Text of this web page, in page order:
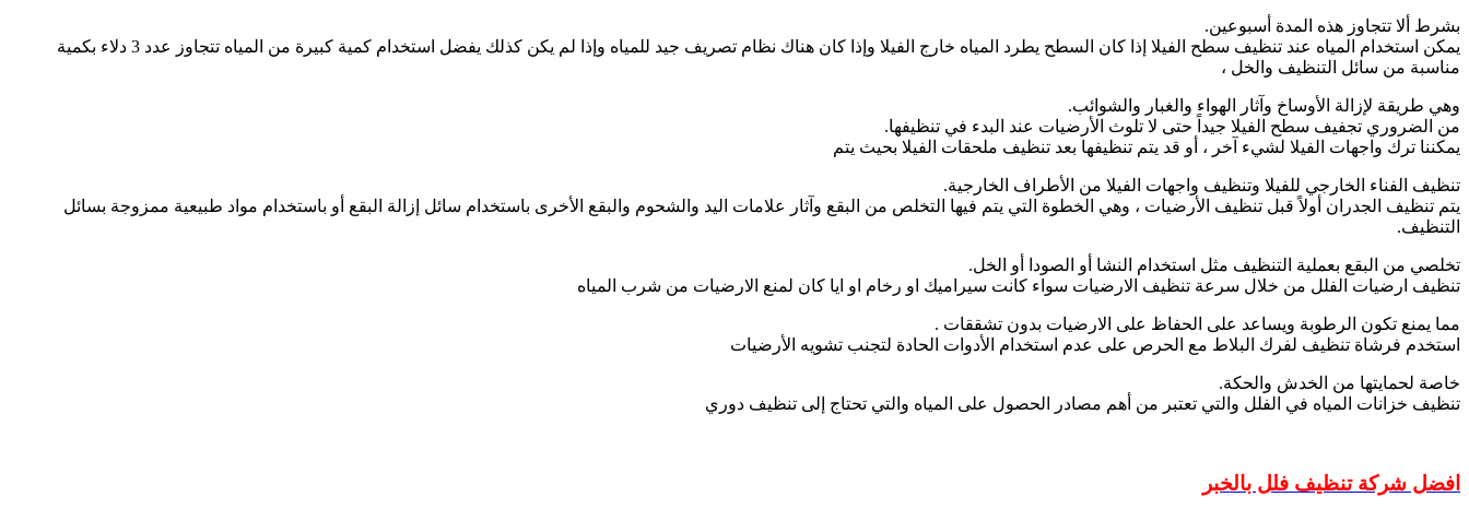
بشرط ألا تتجاوز هذه المدة أسبوعين.
يمكن استخدام المياه عند تنظيف سطح الفيلا إذا كان السطح يطرد المياه خارج الفيلا وإذا كان هناك نظام تصريف جيد للمياه وإذا لم يكن كذلك يفضل استخدام كمية كبيرة من المياه تتجاوز عدد 3 دلاء بكمية
مناسبة من سائل التنظيف والخل ،
وهي طريقة لإزالة الأوساخ وآثار الهواء والغبار والشوائب.
من الضروري تجفيف سطح الفيلا جيداً حتى لا تلوث الأرضيات عند البدء في تنظيفها.
يمكننا ترك واجهات الفيلا لشيء آخر ، أو قد يتم تنظيفها بعد تنظيف ملحقات الفيلا بحيث يتم
تنظيف الفناء الخارجي للفيلا وتنظيف واجهات الفيلا من الأطراف الخارجية.
يتم تنظيف الجدران أولاً قبل تنظيف الأرضيات ، وهي الخطوة التي يتم فيها التخلص من البقع وآثار علامات اليد والشحوم والبقع الأخرى باستخدام سائل إزالة البقع أو باستخدام مواد طبيعية ممزوجة بسائل
التنظيف.
تخلصي من البقع بعملية التنظيف مثل استخدام النشا أو الصودا أو الخل.
تنظيف ارضيات الفلل من خلال سرعة تنظيف الارضيات سواء كانت سيراميك او رخام او ايا كان لمنع الارضيات من شرب المياه
مما يمنع تكون الرطوبة ويساعد على الحفاظ على الارضيات بدون تشققات .
استخدم فرشاة تنظيف لفرك البلاط مع الحرص على عدم استخدام الأدوات الحادة لتجنب تشويه الأرضيات
خاصة لحمايتها من الخدش والحكة.
تنظيف خزانات المياه في الفلل والتي تعتبر من أهم مصادر الحصول على المياه والتي تحتاج إلى تنظيف دوري
افضل شركة تنظيف فلل بالخبر